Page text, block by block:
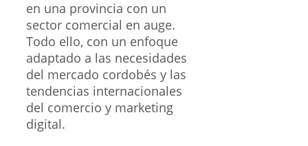
en una provincia con un
sector comercial en auge.
Todo ello, con un enfoque
adaptado a las necesidades
del mercado cordobés y las
tendencias internacionales
del comercio y marketing
digital.